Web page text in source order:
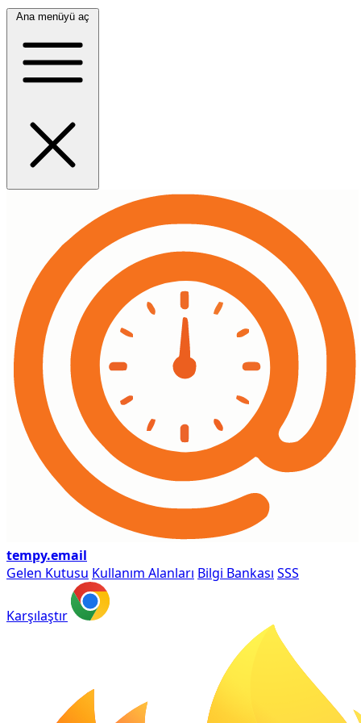
Ana menüyü aç
tempy.email
Gelen Kutusu Kullanım Alanları Bilgi Bankası SSS
Karşılaştır